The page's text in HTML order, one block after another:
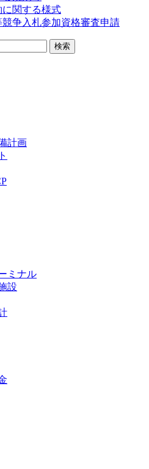
に関する様式
争入札参加資格審査申請
計画
ミナル
設